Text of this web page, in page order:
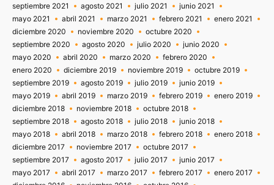
septiembre 2021
agosto 2021 julio 2021
junio 2021
mayo 2021
abril 2021 marzo 2021 febrero 2021
enero 2021
diciembre 2020
noviembre 2020
octubre 2020
septiembre 2020
agosto 2020 julio 2020
junio 2020
mayo 2020
abril 2020 marzo 2020
febrero 2020
enero 2020
diciembre 2019 noviembre 2019
octubre 2019
septiembre 2019
agosto 2019 julio 2019
junio 2019
mayo 2019
abril 2019 marzo 2019 febrero 2019
enero 2019
diciembre 2018
noviembre 2018
octubre 2018
septiembre 2018
agosto 2018 julio 2018
junio 2018
mayo 2018
abril 2018 marzo 2018 febrero 2018
enero 2018
diciembre 2017
noviembre 2017
octubre 2017
septiembre 2017
agosto 2017 julio 2017
junio 2017
mayo 2017
abril 2017 marzo 2017 febrero 2017
enero 2017